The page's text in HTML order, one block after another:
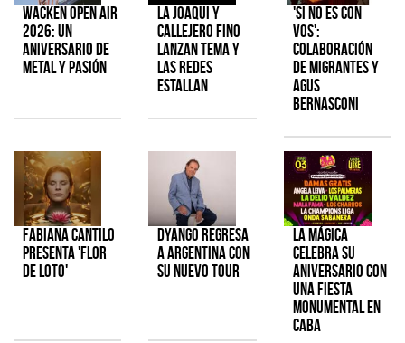
Wacken Open Air
2026: Un
aniversario de
metal y pasión
La Joaqui y
Callejero Fino
lanzan tema y
las redes
estallan
'Si No Es Con
Vos':
colaboración
de Migrantes y
Agus
Bernasconi
Fabiana Cantilo
presenta 'Flor
de Loto'
Dyango regresa
a Argentina con
su nuevo tour
La Mágica
celebra su
aniversario con
una fiesta
monumental en
CABA